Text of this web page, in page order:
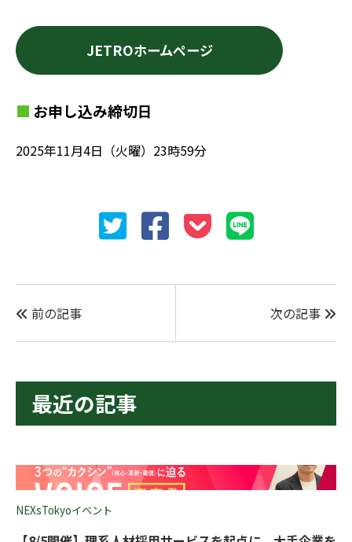
JETROホームページ
お申し込み締切日
2025年11月4日（火曜）23時59分
前の記事 次の記事
最近の記事
NEXsTokyoイベント